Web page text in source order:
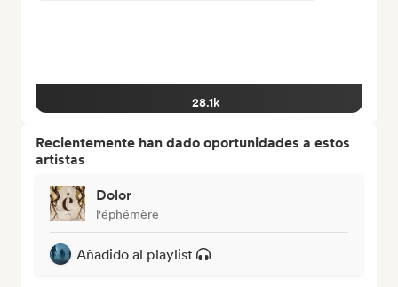
28.1k
Recientemente han dado oportunidades a estos
artistas
Dolor
l'éphémère
Añadido al playlist